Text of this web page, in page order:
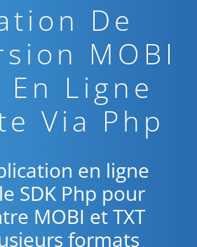
De
MOBI
En Ligne
Via Php
en ligne
SDK Php pour
MOBI et TXT
formats